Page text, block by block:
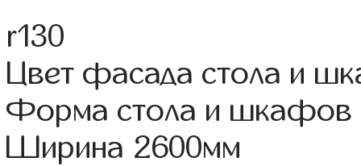
r130
Цвет фасада стола и
Форма стола и шкафов
Ширина 2600мм